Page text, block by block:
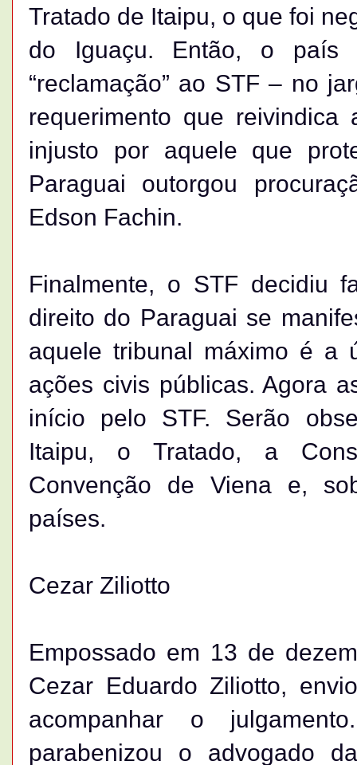
Tratado de Itaipu, o que foi
do Iguaçu. Então, o país
“reclamação” ao STF – no
requerimento que
injusto por aquele que
Paraguai outorgou
Edson Fachin.
Finalmente, o STF decidiu
direito do Paraguai se
aquele tribunal máximo é a
ações civis públicas. Agora
início pelo STF. Serão
Itaipu, o Tratado, a
Convenção de Viena e,
países.
Cezar Ziliotto
Empossado em 13 de
Cezar Eduardo Ziliotto,
acompanhar o
parabenizou o advogado